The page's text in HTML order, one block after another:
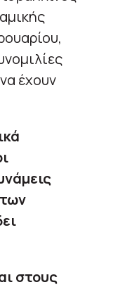
έχουν
στους